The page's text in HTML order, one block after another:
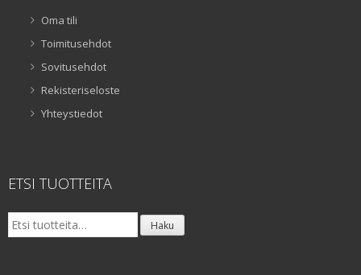
Oma tili
Toimitusehdot
Sovitusehdot
Rekisteriseloste
Yhteystiedot
ETSI TUOTTEITA
Etsi: Haku